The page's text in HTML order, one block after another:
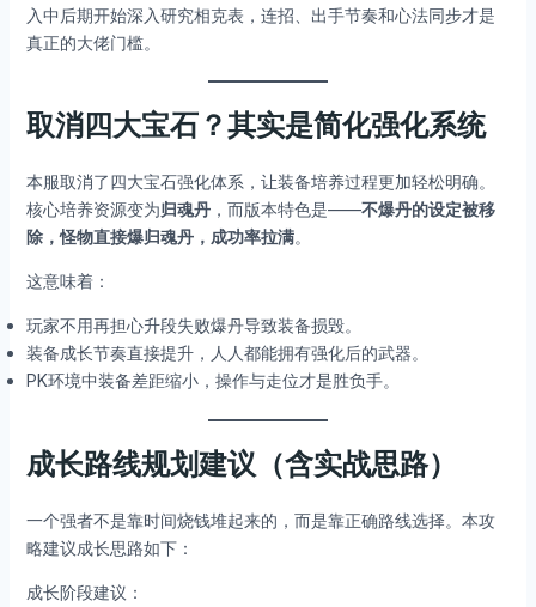
入中后期开始深入研究相克表，连招、出手节奏和心法同步才是
真正的大佬门槛。
取消四大宝石？其实是简化强化系统
本服取消了四大宝石强化体系，让装备培养过程更加轻松明确。
核心培养资源变为归魂丹，而版本特色是——不爆丹的设定被移
除，怪物直接爆归魂丹，成功率拉满。
这意味着：
玩家不用再担心升段失败爆丹导致装备损毁。
装备成长节奏直接提升，人人都能拥有强化后的武器。
PK环境中装备差距缩小，操作与走位才是胜负手。
成长路线规划建议（含实战思路）
一个强者不是靠时间烧钱堆起来的，而是靠正确路线选择。本攻
略建议成长思路如下：
成长阶段建议：